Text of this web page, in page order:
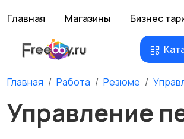
Главная Магазины Бизнес
Главная Работа Резюме
Управление